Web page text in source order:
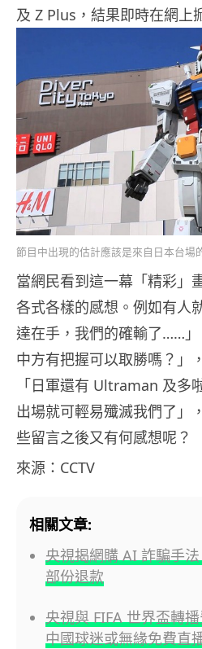
及 Z Plus，結果即時在網上
節目中出現的估計應該是來自日本台場
當網民看到這一幕「精彩」
各式各樣的感想。例如有人
達在手，我們的確輸了……」
中方有把握可以取勝嗎？」
「日軍還有 Ultraman 及多
出場就可輕易殲滅我們了」
些留言之後又有何感想呢？
來源：CCTV
相關文章:
央視揭網購 AI 詐騙手
部份退款
央視與 FIFA 世界盃轉
中國球迷或無緣免費直